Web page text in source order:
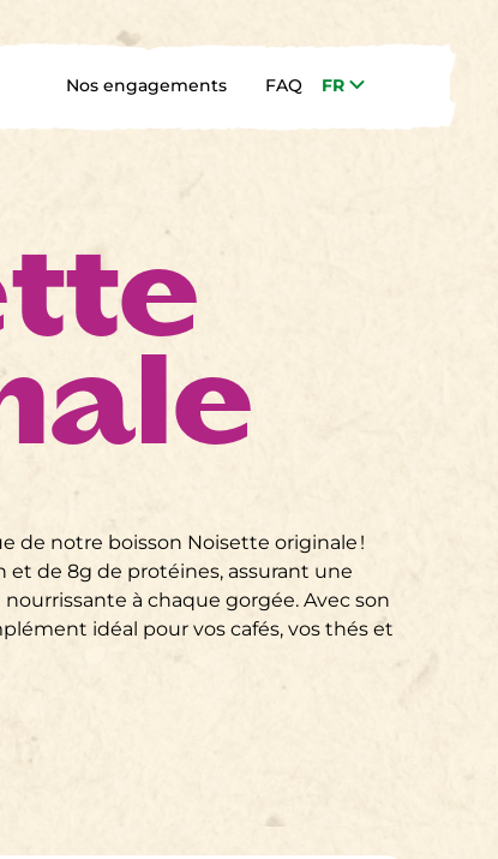
Nos engagements FAQ FR
de notre boisson Noisette originale !
de 8g de protéines, assurant une
à chaque gorgée. Avec son
idéal pour vos cafés, vos thés et